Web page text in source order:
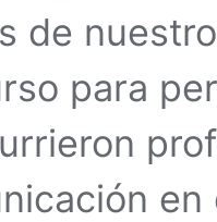
de
para